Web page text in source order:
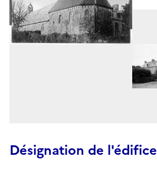
Désignation de l'édifice